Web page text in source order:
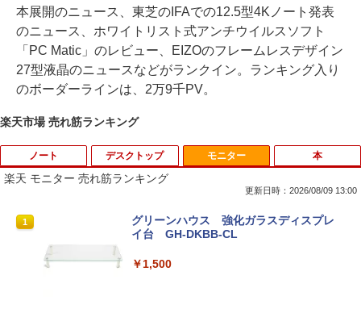
本展開のニュース、東芝のIFAでの12.5型4Kノート発表
のニュース、ホワイトリスト式アンチウイルスソフト
「PC Matic」のレビュー、EIZOのフレームレスデザイン
27型液晶のニュースなどがランクイン。ランキング入り
のボーダーラインは、2万9千PV。
楽天市場 売れ筋ランキング
ノート
1
【期間限定破格金額！】新生活 新古品 W
in11搭載 パソコンノートパソコンoffice
5.6型 インテル高速CPU ランダムで発送
デスクトップ
1
新品 ミニPC VETESA Intel 6500Y Wind
ows11 WPS Office付き メモリ16GB SS
N USB3.0 VESAマウント対応 省スペー
モニター
楽天 モニター 売れ筋ランキング
更新日時：2026/08/09 13:00
1
グリーンハウス 強化ガラスディスプレ
イ台 GH-DKBB-CL
￥1,500
本